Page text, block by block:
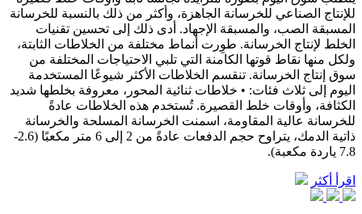
للإنتاج الصناعي للخرسانة الجاهزة، وأكثر من ذلك بالنسبة للخرسانة
المسبقة الصب، والمسبقة الإجهاد. أدى ذلك إلى تحسين تقنيات
الخلط لإنتاج الخرسانة. طوِرت أنماط مختلفة من الخلاطات الثابتة،
ولكل منها نقاط قوتها الكامنة التي تلبي الاحتياجات المختلفة من
سوق إنتاج الخرسانة. تنقسم الخلاطات الأكثر شيوعًا المستخدمة
اليوم إلى ثلاث فئات: • خلاطات ثنائية المحور، معروفة بخلطها شديد
الكثافة، وأوقات خلط القصيرة. تُستخدم هذه الخلاطات عادةً
للخرسانة عالية المقاومة، اسمنت الخرسانة المسلحة والخرسانة
ذاتية الدمك، يتراوح حجم الدفعات عادةً من 2 إلى 6 متر مكعبًا (2.6-
7.8 ياردة مكعبة).
اقرأ أكثر